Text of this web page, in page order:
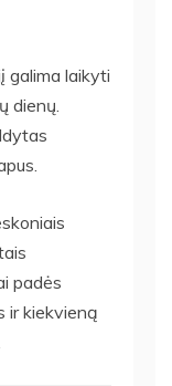
galima laikyti
dienų.
padės
ir kiekvieną